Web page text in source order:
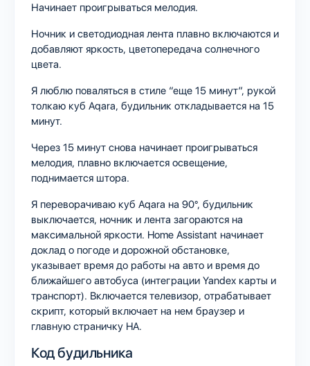
Начинает проигрываться мелодия.
Ночник и светодиодная лента плавно включаются и
добавляют яркость, цветопередача солнечного
цвета.
Я люблю поваляться в стиле “еще 15 минут”, рукой
толкаю куб Aqara, будильник откладывается на 15
минут.
Через 15 минут снова начинает проигрываться
мелодия, плавно включается освещение,
поднимается штора.
Я переворачиваю куб Aqara на 90°, будильник
выключается, ночник и лента загораются на
максимальной яркости. Home Assistant начинает
доклад о погоде и дорожной обстановке,
указывает время до работы на авто и время до
ближайшего автобуса (интеграции Yandex карты и
транспорт). Включается телевизор, отрабатывает
скрипт, который включает на нем браузер и
главную страничку HA.
Код будильника